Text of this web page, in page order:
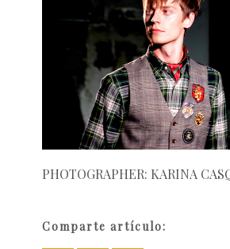
PHOTOGRAPHER: KARINA
Comparte artículo: